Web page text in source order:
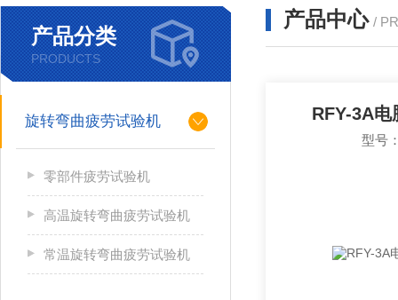
产品分类
PRODUCTS
旋转弯曲疲劳试验机
零部件疲劳试验机
高温旋转弯曲疲劳试验机
常温旋转弯曲疲劳试验机
产品中心 /
RFY-3A电
型号